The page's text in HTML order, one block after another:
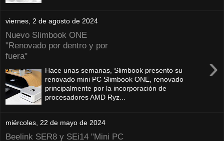
viernes, 2 de agosto de 2024
Nuevo Slimbook ONE
"Renovado por dentro y por
fuera"
›
Hace unas semanas, Slimbook presento su
renovado mini PC Slimbook ONE, renovado
principalmente por la incorporación de
procesadores AMD Ryz...
miércoles, 22 de mayo de 2024
Beelink SER8 y SEi14 "Mini PC